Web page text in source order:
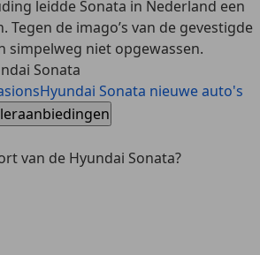
leidde Sonata in Nederland een
. Tegen de imago’s van de gevestigde
simpelweg niet opgewassen.
Sonata
Hyundai Sonata nieuwe auto's
van de Hyundai Sonata?